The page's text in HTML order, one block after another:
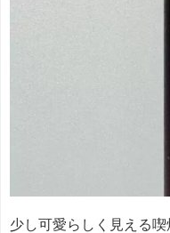
少し可愛らしく見える喫